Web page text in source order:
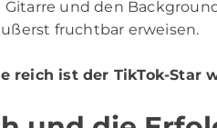
und den
fruchtbar erweisen.
reich ist der TikTok-Star